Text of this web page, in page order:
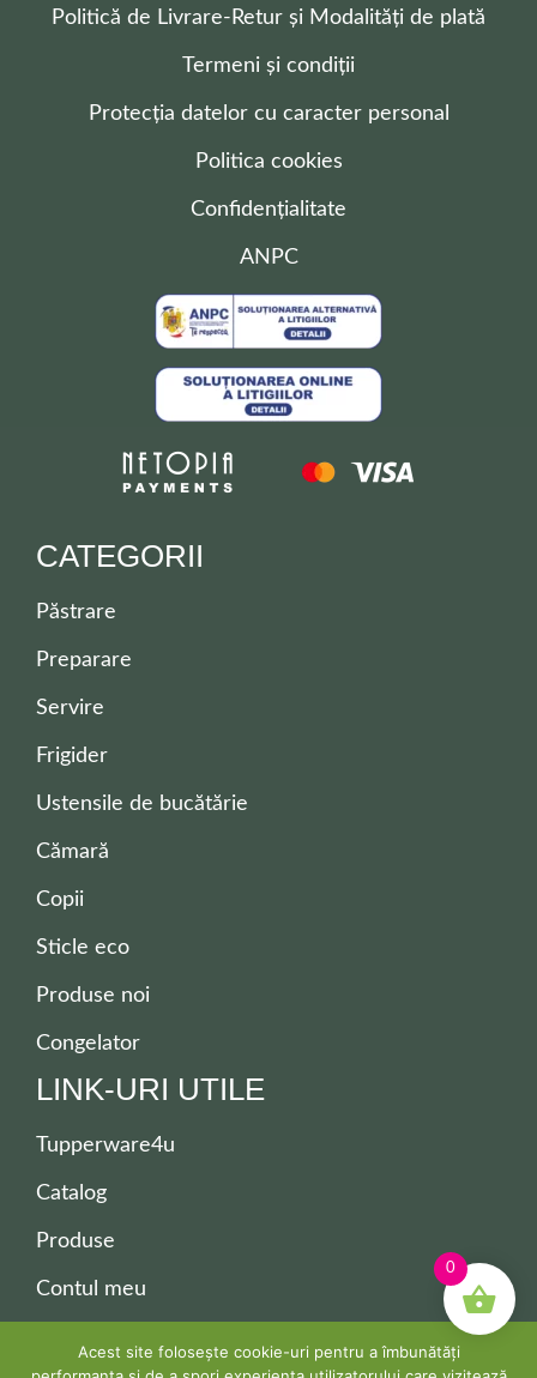
Politică de Livrare-Retur și Modalități de plată
Termeni și condiții
Protecția datelor cu caracter personal
Politica cookies
Confidențialitate
ANPC
CATEGORII
Păstrare
Preparare
Servire
Frigider
Ustensile de bucătărie
Cămară
Copii
Sticle eco
Produse noi
Congelator
LINK-URI UTILE
Tupperware4u
Catalog
Produse
Contul meu
0
Acest site folosește cookie-uri pentru a îmbunătăți